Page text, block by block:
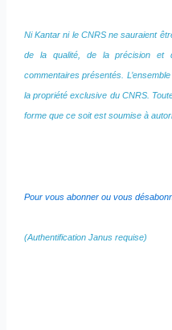
Ni Kantar ni le CNRS ne sauraient
de la qualité, de la précision et
commentaires présentés.
la propriété exclusive du CNRS.
forme que ce soit est soumise à
Pour vous abonner ou vous
(Authentification Janus requise)